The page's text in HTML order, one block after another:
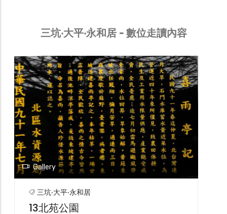
三坑‧大平‧永和居 - 數位走讀內容
三坑‧大平‧永和居
08石門山市集
石門山市集位於民治路石門營地到圓桌會館
兩側，會館旁有3條登山步道可進入石門
山，是一處歷史悠久的傳統市集。步道可通
勞工育樂中心、觀音神像、石門山三角點、
奉聖宮，假日不少攤商聚集販售登山用品、
玉石、農特產、花卉、美食小吃、休閒遊
戲，甚至有咖啡廳，應有盡有。 市集附近
好停車，賣的東西種類繁多，而且價格親
往尋寶。
北部